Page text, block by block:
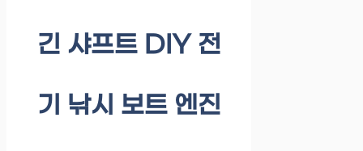
긴 샤프트 DIY 전
기 낚시 보트 엔진